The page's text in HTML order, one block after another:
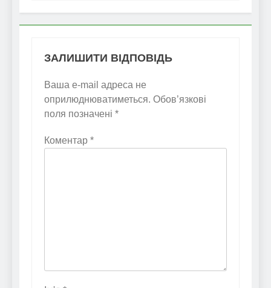
ЗАЛИШИТИ ВІДПОВІДЬ
Ваша e-mail адреса не
оприлюднюватиметься. Обов’язкові
поля позначені *
Коментар *